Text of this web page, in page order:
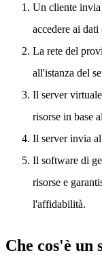
Un cliente invia
accedere ai
La rete del
all'istanza del
Il server
risorse in base
Il server invia
Il software di
risorse e
l'affidabilità.
Che cos'è un